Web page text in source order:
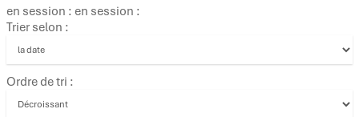
en session : en session :
Trier selon :
Ordre de tri :